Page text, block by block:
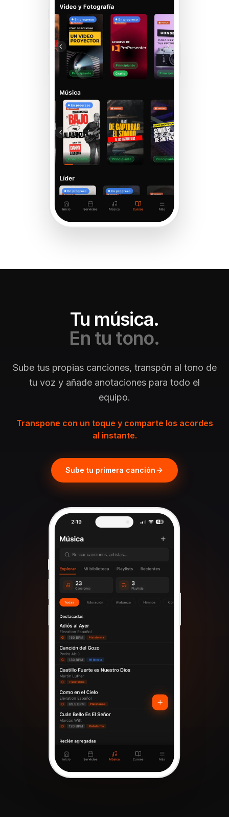
Tu música.
En tu tono.
Sube tus propias canciones, transpón al tono de
tu voz y añade anotaciones para todo el
equipo.
Transpone con un toque y comparte los acordes
al instante.
Sube tu primera canción